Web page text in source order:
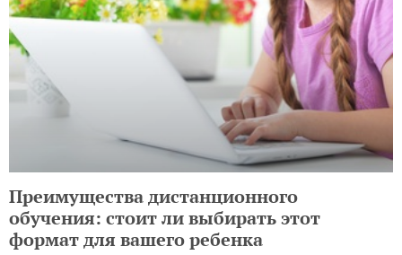
Преимущества дистанционного
обучения: стоит ли выбирать этот
формат для вашего ребенка